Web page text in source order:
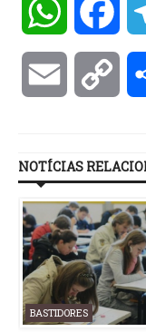
WhatsApp
Email
NOTÍCIAS
BASTIDORES